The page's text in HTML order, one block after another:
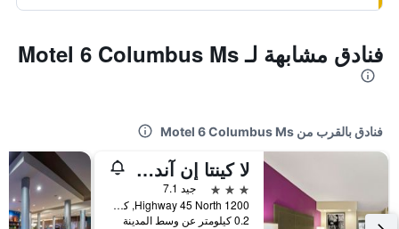
فنادق مشابهة لـ Motel 6 Columbus Ms
فنادق بالقرب من Motel 6 Columbus Ms
لا كينتا إن آند سويتس باي ويندام كولومبوس إم إس
3 نجوم
جيد 7.1
1200 Highway 45 North, كولومبوس (مسيسيبي), MS, الولايات المتحدة الأميريكية
0.2 كيلومتر عن وسط المدينة